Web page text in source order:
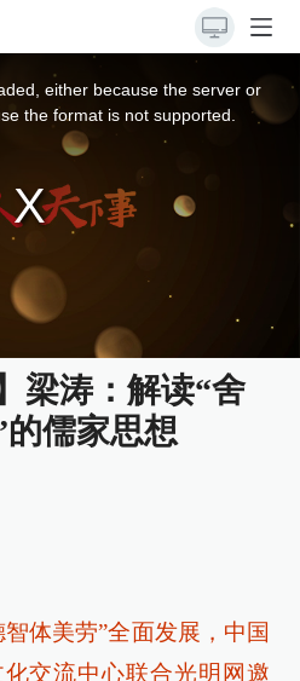
either because the server or
the format is not supported.
梁涛：解读“舍
儒家思想
体美劳”全面发展，中国
交流中心联合光明网邀